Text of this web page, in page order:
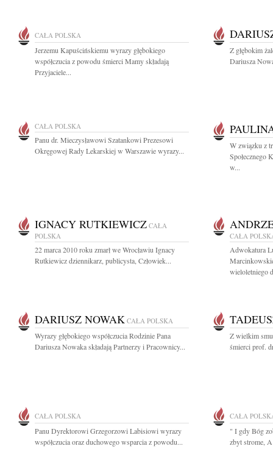
CAŁA POLSKA
Jerzemu Kapuścińskiemu wyrazy głębokiego
współczucia z powodu śmierci Mamy składają
Przyjaciele...
Z głębokim
Dariusza
CAŁA POLSKA
Panu dr. Mieczysławowi Szatankowi Prezesowi
Okręgowej Rady Lekarskiej w Warszawie wyrazy...
W związku z
Społecznego
w...
IGNACY RUTKIEWICZ CAŁA
POLSKA
22 marca 2010 roku zmarł we Wrocławiu Ignacy
Rutkiewicz dziennikarz, publicysta, Człowiek...
CAŁA
Adwokatura
wieloletniego
DARIUSZ NOWAK CAŁA POLSKA
Wyrazy głębokiego współczucia Rodzinie Pana
Dariusza Nowaka składają Partnerzy i Pracownicy...
Z wielkim
śmierci prof.
CAŁA POLSKA
Panu Dyrektorowi Grzegorzowi Labisiowi wyrazy
współczucia oraz duchowego wsparcia z powodu...
CAŁA
" I gdy Bóg
zbyt strome,